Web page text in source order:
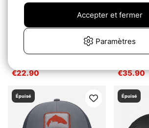
Fish Arrow Mesh Cap
logo
€22.90
Black/
€35.90
Épuisé Épuisé
Paramètres
Accepter et fermer